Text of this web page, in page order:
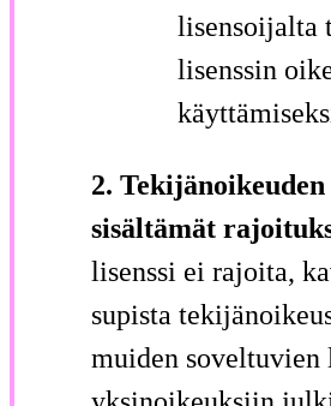
lisensoijalta
lisenssin
2. Tekijänoikeuden
sisältämät
lisenssi ei rajoita,
supista
muiden soveltuvien